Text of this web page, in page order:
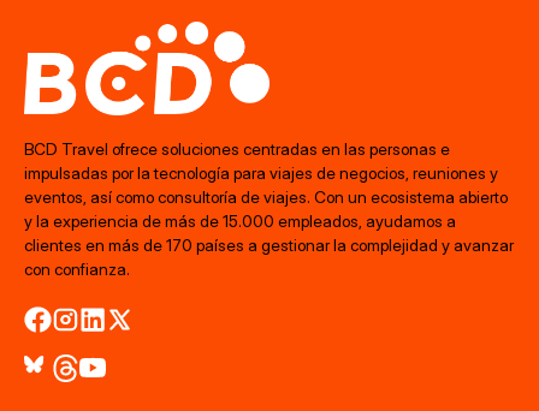
BCD Travel ofrece soluciones centradas en las personas e
impulsadas por la tecnología para viajes de negocios, reuniones y
eventos, así como consultoría de viajes. Con un ecosistema abierto
y la experiencia de más de 15.000 empleados, ayudamos a
clientes en más de 170 países a gestionar la complejidad y avanzar
con confianza.